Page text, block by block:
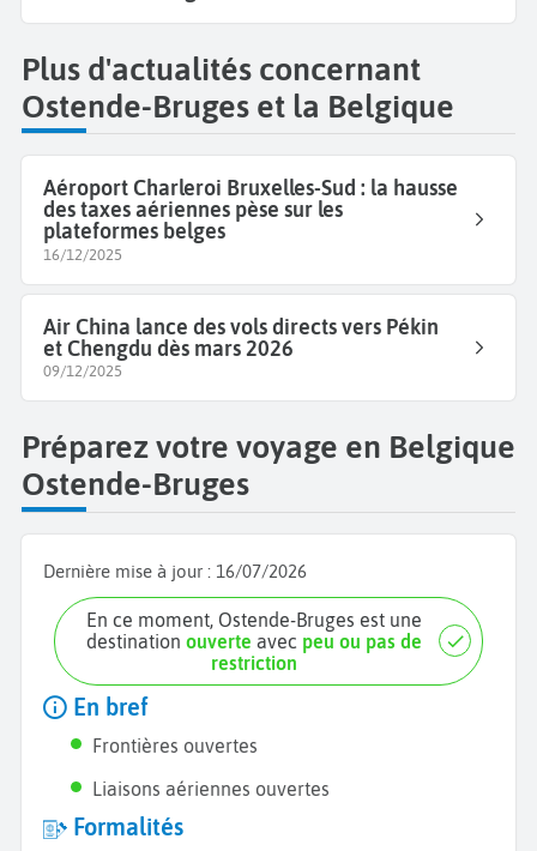
Plus d'actualités concernant
Ostende-Bruges et la Belgique
Aéroport Charleroi Bruxelles-Sud : la hausse
des taxes aériennes pèse sur les
plateformes belges
16/12/2025
Air China lance des vols directs vers Pékin
et Chengdu dès mars 2026
09/12/2025
Préparez votre voyage en Belgique
Ostende-Bruges
Dernière mise à jour : 16/07/2026
En ce moment, Ostende-Bruges est une
destinationouverte avec peu ou pas de
restriction
En bref
Frontières ouvertes
Liaisons aériennes ouvertes
Formalités